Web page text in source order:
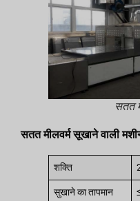
सतत
सतत मीलवर्म सूखाने वाली
शक्ति
सुखाने का तापमान